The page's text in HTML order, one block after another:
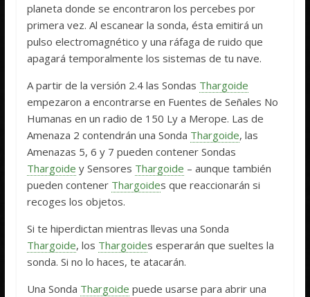
planeta donde se encontraron los percebes por
primera vez. Al escanear la sonda, ésta emitirá un
pulso electromagnético y una ráfaga de ruido que
apagará temporalmente los sistemas de tu nave.
A partir de la versión 2.4 las Sondas Thargoide
empezaron a encontrarse en Fuentes de Señales No
Humanas en un radio de 150 Ly a Merope. Las de
Amenaza 2 contendrán una Sonda Thargoide, las
Amenazas 5, 6 y 7 pueden contener Sondas
Thargoide y Sensores Thargoide – aunque también
pueden contener Thargoides que reaccionarán si
recoges los objetos.
Si te hiperdictan mientras llevas una Sonda
Thargoide, los Thargoides esperarán que sueltes la
sonda. Si no lo haces, te atacarán.
Una Sonda Thargoide puede usarse para abrir una